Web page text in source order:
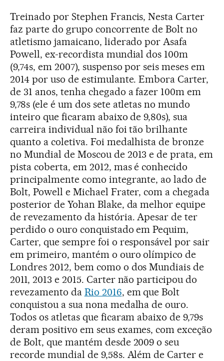
Treinado por Stephen Francis, Nesta Carter
faz parte do grupo concorrente de Bolt no
atletismo jamaicano, liderado por Asafa
Powell, ex-recordista mundial dos 100m
(9,74s, em 2007), suspenso por seis meses em
2014 por uso de estimulante. Embora Carter,
de 31 anos, tenha chegado a fazer 100m em
9,78s (ele é um dos sete atletas no mundo
inteiro que ficaram abaixo de 9,80s), sua
carreira individual não foi tão brilhante
quanto a coletiva. Foi medalhista de bronze
no Mundial de Moscou de 2013 e de prata, em
pista coberta, em 2012, mas é conhecido
principalmente como integrante, ao lado de
Bolt, Powell e Michael Frater, com a chegada
posterior de Yohan Blake, da melhor equipe
de revezamento da história. Apesar de ter
perdido o ouro conquistado em Pequim,
Carter, que sempre foi o responsável por sair
em primeiro, mantém o ouro olímpico de
Londres 2012, bem como o dos Mundiais de
2011, 2013 e 2015. Carter não participou do
revezamento da Rio 2016, em que Bolt
conquistou a sua nona medalha de ouro.
Todos os atletas que ficaram abaixo de 9,79s
deram positivo em seus exames, com exceção
de Bolt, que mantém desde 2009 o seu
recorde mundial de 9,58s. Além de Carter e